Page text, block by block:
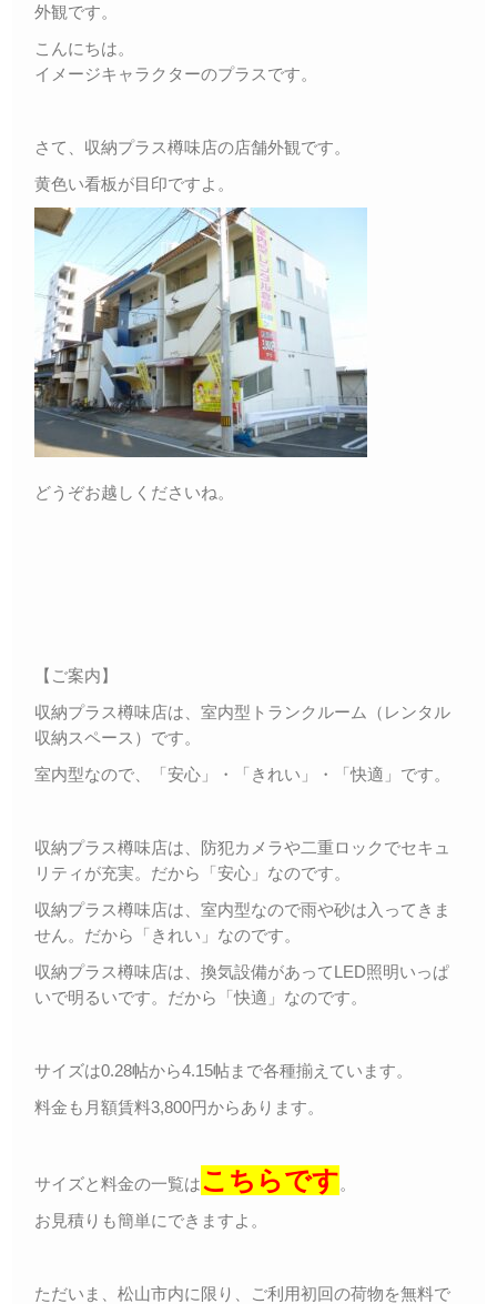
外観です。
こんにちは。
イメージキャラクターのプラスです。
さて、収納プラス樽味店の店舗外観です。
黄色い看板が目印ですよ。
どうぞお越しくださいね。
【ご案内】
収納プラス樽味店は、室内型トランクルーム（レンタル
収納スペース）です。
室内型なので、「安心」・「きれい」・「快適」です。
収納プラス樽味店は、防犯カメラや二重ロックでセキュ
リティが充実。だから「安心」なのです。
収納プラス樽味店は、室内型なので雨や砂は入ってきま
せん。だから「きれい」なのです。
収納プラス樽味店は、換気設備があってLED照明いっぱ
いで明るいです。だから「快適」なのです。
サイズは0.28帖から4.15帖まで各種揃えています。
料金も月額賃料3,800円からあります。
サイズと料金の一覧はこちらです。
お見積りも簡単にできますよ。
ただいま、松山市内に限り、ご利用初回の荷物を無料で